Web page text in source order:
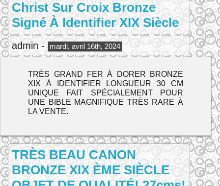
Christ Sur Croix Bronze
Signé À Identifier XIX Siècle
admin - mardi, avril 16th, 2024
TRÈS GRAND FER À DORER BRONZE
XIX À IDENTIFIER LONGUEUR 30 CM
UNIQUE FAIT SPÉCIALEMENT POUR
UNE BIBLE MAGNIFIQUE TRÈS RARE À
LA VENTE.
TRÈS BEAU CANON
BRONZE XIX ÈME SIÈCLE